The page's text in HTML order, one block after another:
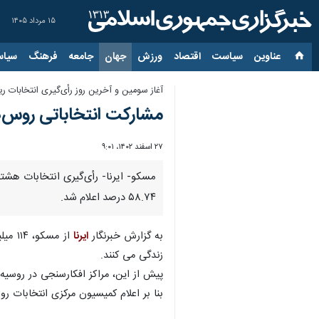
۱۵ مرداد ۱۴۰۵
عناوین‌ سیاست اقتصاد ورزش جهان جامعه فرهنگ
آغاز سومین و آخرین روز رأی‌گیری
مشارکت انتخاباتی روس‌ها از ۵۸ درصد گذشت؛ شرکت ساکنان آودیوکا
۲۷ اسفند ۱۴۰۲، ۹:۰۱